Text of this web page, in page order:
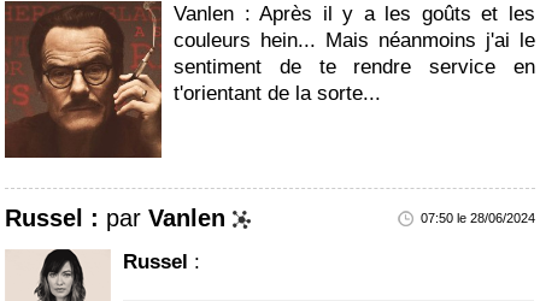
Vanlen : Après il y a les goûts et les
couleurs hein... Mais néanmoins j'ai le
sentiment de te rendre service en
t'orientant de la sorte...
Russel : parVanlen 07:50 le 28/06/2024
Russel :